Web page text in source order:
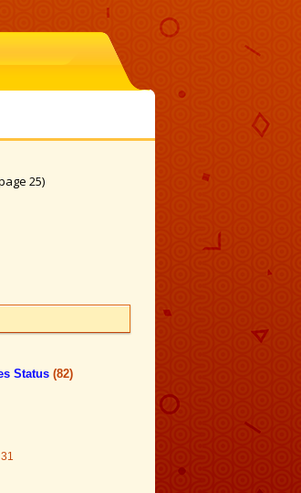
25)
Status (82)
31